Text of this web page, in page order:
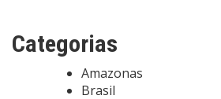
Categorias
Amazonas
Brasil